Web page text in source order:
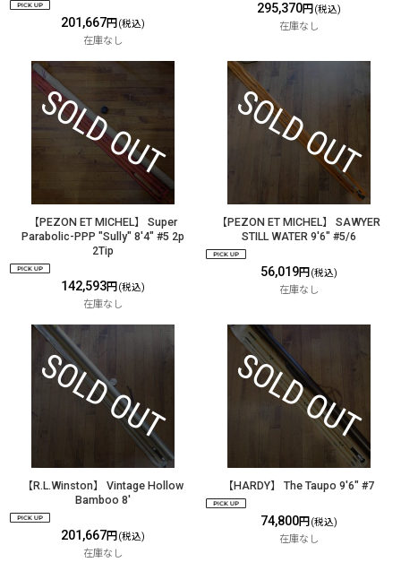
201,667円 (税込)
在庫なし
295,370円 (税込)
在庫なし
【PEZON ET MICHEL】 Super
Parabolic-PPP "Sully" 8'4" #5 2p
2Tip
142,593円 (税込)
在庫なし
【PEZON ET MICHEL】 SAWYER
STILL WATER 9'6" #5/6
56,019円 (税込)
在庫なし
【R.L.Winston】 Vintage Hollow
Bamboo 8'
201,667円 (税込)
在庫なし
【HARDY】 The Taupo 9'6" #7
74,800円 (税込)
在庫なし